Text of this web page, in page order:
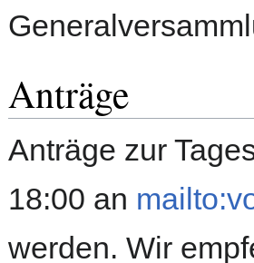
Anträge
Anträge zur
18:00 an
werden. Wir